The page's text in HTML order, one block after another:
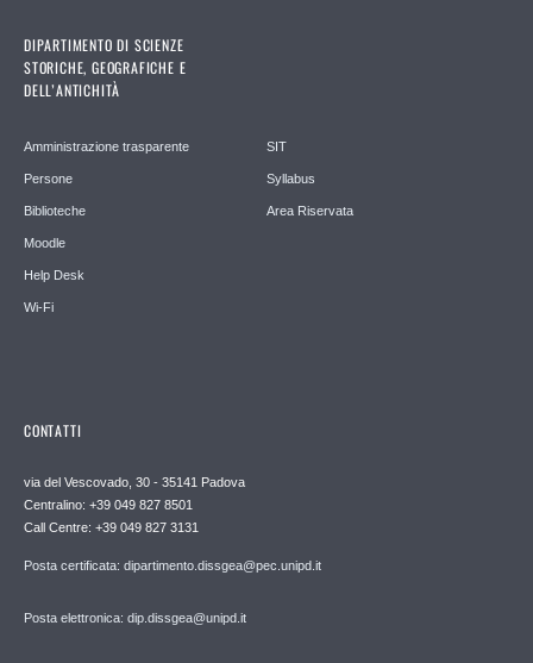
DIPARTIMENTO DI SCIENZE
STORICHE, GEOGRAFICHE E
DELL’ANTICHITÀ
Amministrazione trasparente
Persone
Biblioteche
Moodle
Help Desk
Wi-Fi
SIT
Syllabus
Area Riservata
CONTATTI
via del Vescovado, 30 - 35141 Padova
Centralino: +39 049 827 8501
Call Centre: +39 049 827 3131
Posta certificata: dipartimento.dissgea@pec.unipd.it
Posta elettronica: dip.dissgea@unipd.it